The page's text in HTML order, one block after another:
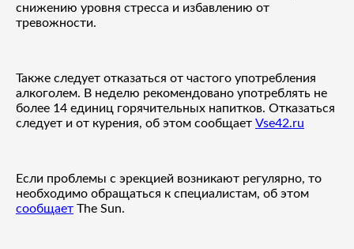
снижению уровня стресса и избавлению от
тревожности.
Также следует отказаться от частого употребления
алкоголем. В неделю рекомендовано употреблять не
более 14 единиц горячительных напитков. Отказаться
следует и от курения, об этом сообщает Vse42.ru
Если проблемы с эрекцией возникают регулярно, то
необходимо обращаться к специалистам, об этом
сообщает The Sun.